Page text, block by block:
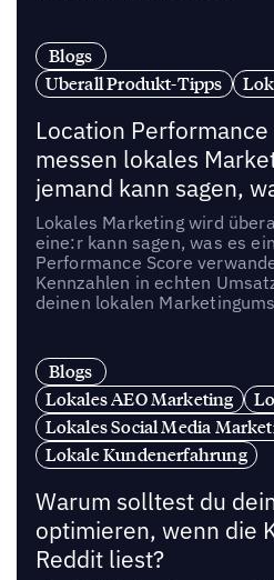
Blogs
Uberall Produkt-Tipps
Location
messen lokales
jemand kann sagen,
Lokales Marketing wird
eine:r kann sagen, was es
Performance Score
Kennzahlen in echten
deinen lokalen
Blogs
Lokales AEO Marketing
Lokales Social Media
Lokale Kundenerfahrung
Warum solltest du
optimieren, wenn die
Reddit liest?